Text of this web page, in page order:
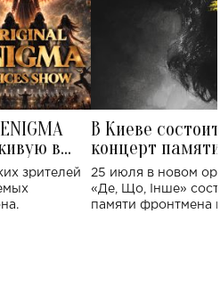
в
концерт
зрителей
В Киеве
концерт
Клименко:
исполнят песни
25 июля в новом
«Де, Що, Інше»
памяти фронтмена